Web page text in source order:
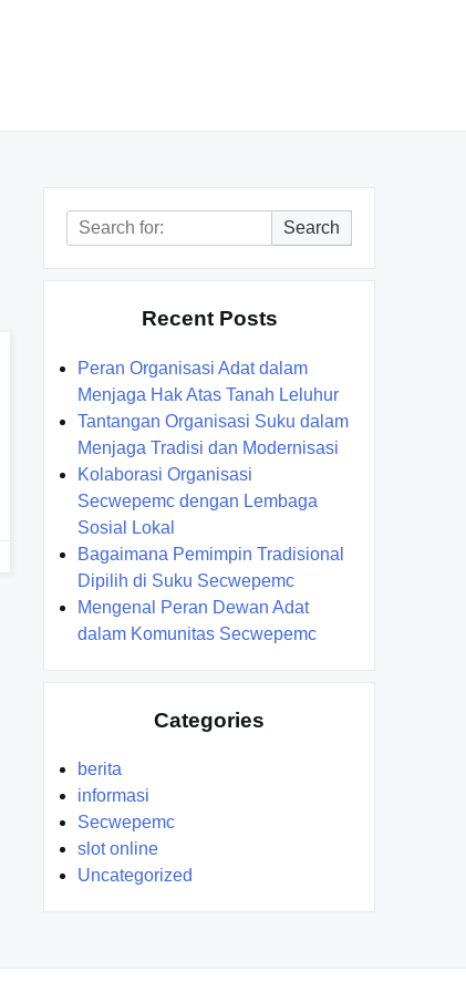
Search
for:
Search
Recent Posts
Peran Organisasi Adat dalam
Menjaga Hak Atas Tanah Leluhur
Tantangan Organisasi Suku dalam
Menjaga Tradisi dan Modernisasi
Kolaborasi Organisasi
Secwepemc dengan Lembaga
Sosial Lokal
Bagaimana Pemimpin Tradisional
Dipilih di Suku Secwepemc
Mengenal Peran Dewan Adat
dalam Komunitas Secwepemc
Categories
berita
informasi
Secwepemc
slot online
Uncategorized